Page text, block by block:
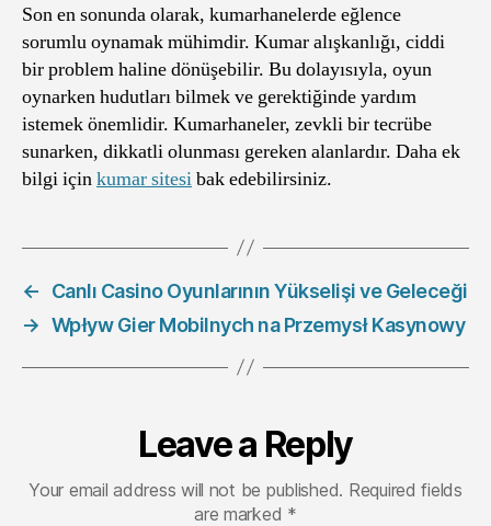
Son en sonunda olarak, kumarhanelerde eğlence
sorumlu oynamak mühimdir. Kumar alışkanlığı, ciddi
bir problem haline dönüşebilir. Bu dolayısıyla, oyun
oynarken hudutları bilmek ve gerektiğinde yardım
istemek önemlidir. Kumarhaneler, zevkli bir tecrübe
sunarken, dikkatli olunması gereken alanlardır. Daha ek
bilgi içinkumar sitesibak edebilirsiniz.
←
Canlı Casino Oyunlarının Yükselişi ve Geleceği
→ Wpływ Gier Mobilnych na Przemysł Kasynowy
Leave a Reply
Your email address will not be published. Required fields
are marked *